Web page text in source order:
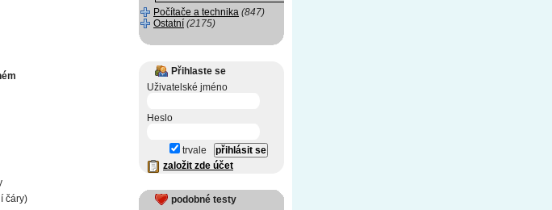
čáry)
Počítače a technika (847)
Ostatní (2175)
Přihlaste se
Uživatelské jméno
Heslo
trvale
založit zde účet
podobné testy